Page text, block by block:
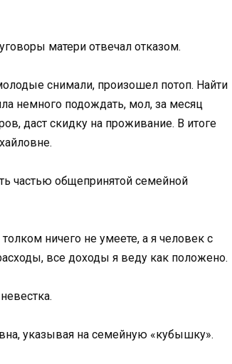
матери отвечал отказом.
снимали, произошел потоп. Найти
немного подождать, мол, за месяц
даст скидку на проживание. В итоге
частью общепринятой семейной
ничего не умеете, а я человек с
все доходы я веду как положено.
указывая на семейную «кубышку».